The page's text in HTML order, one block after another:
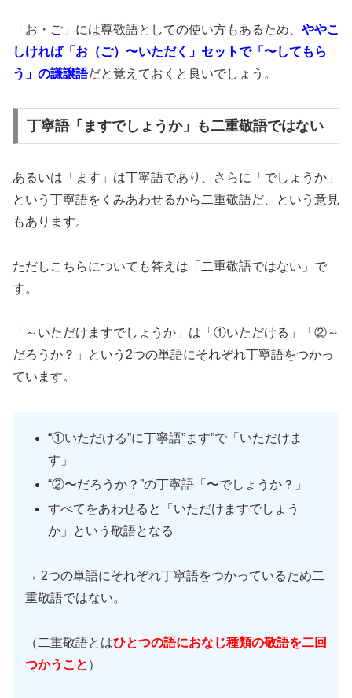
「お・ご」には尊敬語としての使い方もあるため、 ややこ
しければ「お（ご）〜いただく」セットで「〜してもら
う」の謙譲語だと覚えておくと良いでしょう。
丁寧語「ますでしょうか」も二重敬語ではない
あるいは「ます」は丁寧語であり、さらに「でしょうか」
という丁寧語をくみあわせるから二重敬語だ、という意見
もあります。
ただしこちらについても答えは「二重敬語ではない」で
す。
「～いただけますでしょうか」は「①いただける」「②～
だろうか？」という2つの単語にそれぞれ丁寧語をつかっ
ています。
“①いただける”に丁寧語”ます”で「いただけま
す」
“②〜だろうか？”の丁寧語「〜でしょうか？」
すべてをあわせると「いただけますでしょう
か」という敬語となる
→ 2つの単語にそれぞれ丁寧語をつかっているため二
重敬語ではない。
（二重敬語とはひとつの語におなじ種類の敬語を二回
つかうこと ）